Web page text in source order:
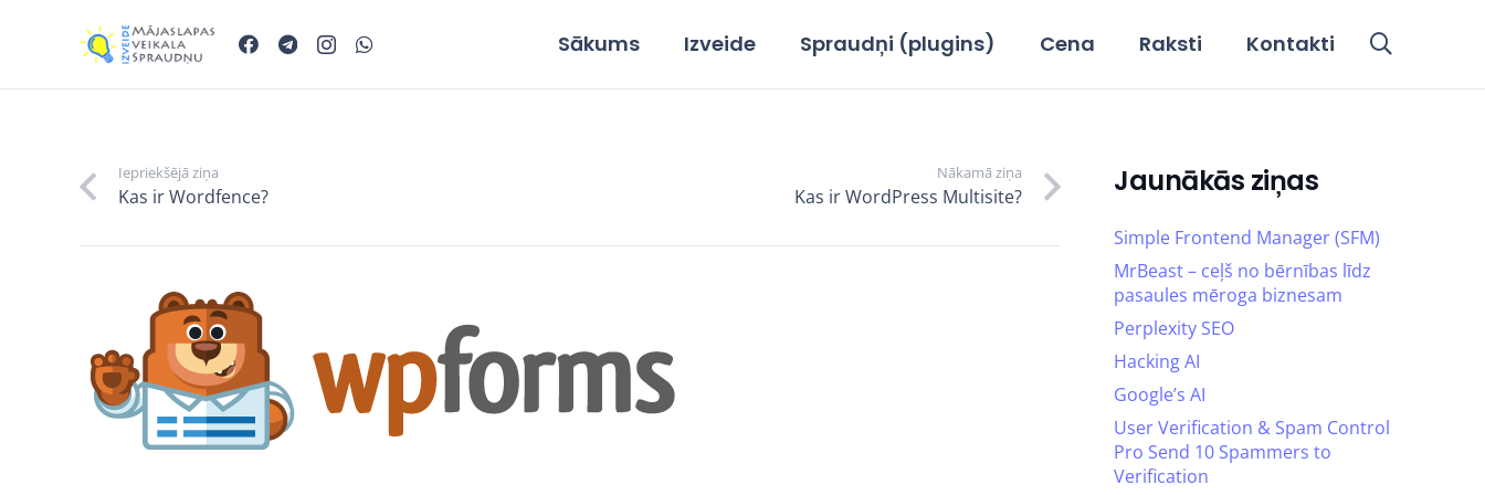
Sākums Izveide Spraudņi (plugins) Cena Raksti Kontakti
Iepriekšējā ziņa
Kas ir Wordfence?
Nākamā ziņa
Kas ir WordPress Multisite? Jaunākās ziņas
Simple Frontend Manager (SFM)
MrBeast – ceļš no bērnības līdz
pasaules mēroga biznesam
Perplexity SEO
Hacking AI
Google’s AI
User Verification & Spam Control
Pro Send 10 Spammers to
Verification